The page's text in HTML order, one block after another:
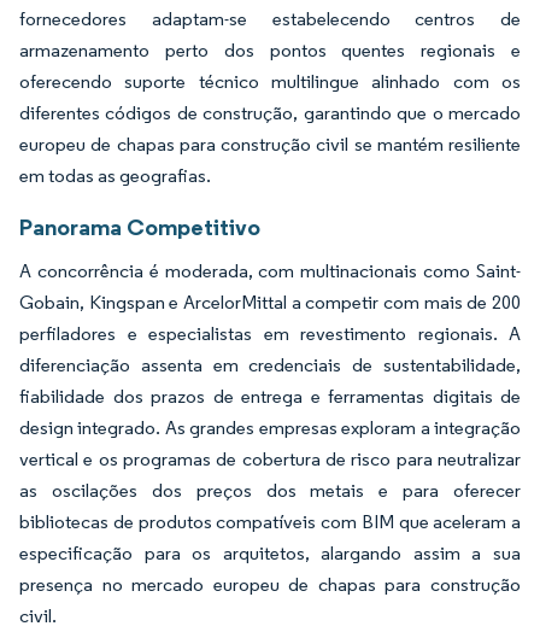
fornecedores adaptam-se estabelecendo centros de
armazenamento perto dos pontos quentes regionais e
oferecendo suporte técnico multilingue alinhado com os
diferentes códigos de construção, garantindo que o mercado
europeu de chapas para construção civil se mantém resiliente
em todas as geografias.
Panorama Competitivo
A concorrência é moderada, com multinacionais como Saint-
Gobain, Kingspan e ArcelorMittal a competir com mais de 200
perfiladores e especialistas em revestimento regionais. A
diferenciação assenta em credenciais de sustentabilidade,
fiabilidade dos prazos de entrega e ferramentas digitais de
design integrado. As grandes empresas exploram a integração
vertical e os programas de cobertura de risco para neutralizar
as oscilações dos preços dos metais e para oferecer
bibliotecas de produtos compatíveis com BIM que aceleram a
especificação para os arquitetos, alargando assim a sua
presença no mercado europeu de chapas para construção
civil.